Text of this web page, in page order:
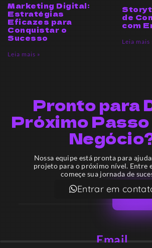
Marketing Digital:
Estratégias
Eficazes para
Conquistar o
Sucesso
Leia mais »
de
com
Leia mais
Pronto para
Próximo Passo
Nossa equipe está pronta para
projeto para o próximo nível. Entre
começe sua jornada de
Entrar em
Email